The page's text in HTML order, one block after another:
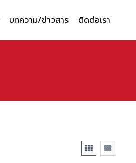
บทความ/ข่าวสาร ติดต่อเรา